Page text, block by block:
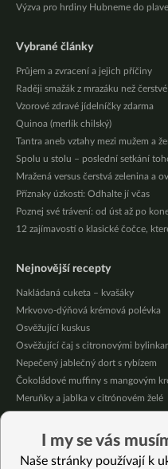
Výzva pro hrdiny Hubneme do
Vybrané články
Průjem a zvracení a jejich příčiny
Raději smažák z mrazáku než
Vzorové zdravé jídelníčky zdarma
Quinoa (merlík chilský)
Tantra aneb vztahy mezi mužem a
Spolu u stolu – poslední setkání
Mražená versus čerstvá zelenina a
Příznaky úzkosti: Odhalte jí včas
Poznej své trávení: od úst až po
12 zajímavostí o klasické čočce,
Nejnovější recepty
Nakládaná cuketa – kvašáky
Mrkvovo-dýňová krémová polévka
Osvěžující kuskus
Osvěžující čaj s citronovými
Nepečený jablečný dort s rybízem
Čokoládové muffiny s mangovým
Meruňky a jablka v citrónovém želé
Celozrnná rýže basmati se zeleninou
Citrónové muffiny s borůvkovým
I my se vás
Naše stránky používají k